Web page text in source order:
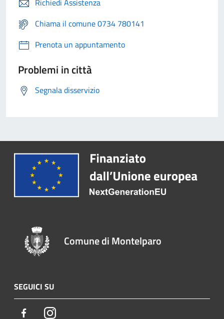
Richiedi Assistenza
Chiama il comune 0734 780141
Prenota un appuntamento
Problemi in città
Segnala disservizio
Comune di Montelparo
SEGUICI SU
FacebookInstagram